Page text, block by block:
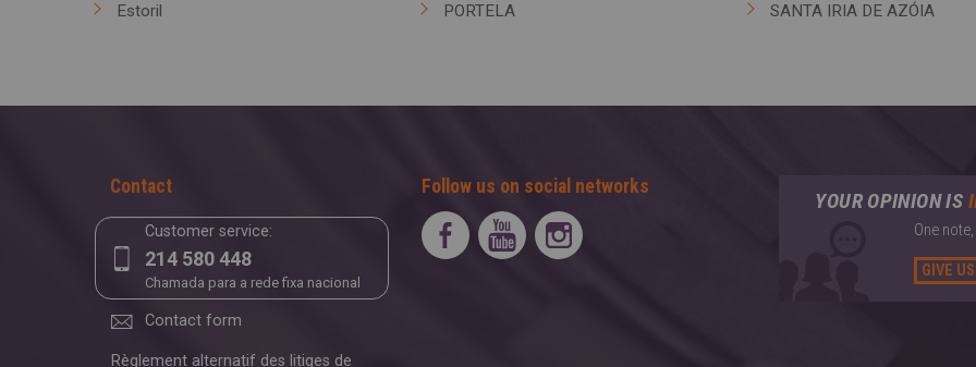
Estoril
PORTELA
SANTA IRIA DE AZÓIA
Contact
Customer service:
214 580 448
Chamada para a rede fixa nacional
Contact form
Règlement alternatif des litiges de
Follow us on social networks
YOUR OPINION IS
One
GIVE